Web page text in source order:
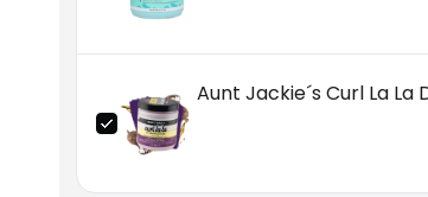
Aunt Jackie´s Curl La